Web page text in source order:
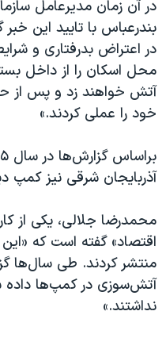
در آن زمان مدیرعامل
بندرعباس با تایید این
در اعتراض بدرفتاری و
محل اسکان را از داخل
آتش خواهند زد و پس از
خود را عملی کردند.»
آذربایجان شرقی نیز کمپ
محمدرضا جلالی، یکی از
اقتصاد» گفته است که
منتشر کردند. طی سال‌ها
آتش‌سوزی در کمپ‌ها
نداشتند.»